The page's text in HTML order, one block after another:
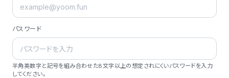
パスワード
半角英数字と記号を組み合わせた8文字以上の想定されにくいパスワードを入力
してください。